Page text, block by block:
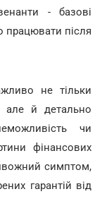
- базові
працювати після
не тільки
але й детально
чи
фінансових
симптом,
гарантій від